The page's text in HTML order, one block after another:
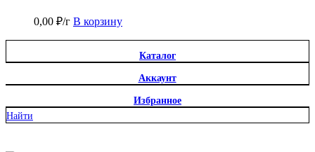
0,00 ₽/г В корзину
Каталог
Аккаунт
Избранное
Найти